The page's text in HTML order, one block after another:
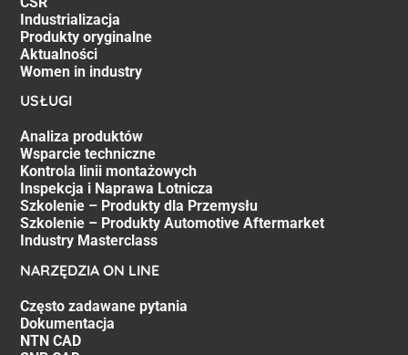
Industrializacja
Produkty oryginalne
Aktualności
Women in industry
USŁUGI
Analiza produktów
Wsparcie techniczne
Kontrola linii montażowych
Inspekcja i Naprawa Lotnicza
Szkolenie – Produkty dla Przemysłu
Szkolenie – Produkty Automotive Aftermarket
Industry Masterclass
NARZĘDZIA ON LINE
Często zadawane pytania
Dokumentacja
NTN CAD